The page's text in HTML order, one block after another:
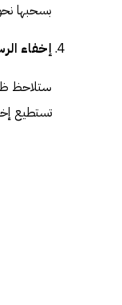
بسحبها
إخفاء
ستلاحظ
تستطيع